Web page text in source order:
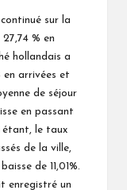
sur la
% en
hollandais a
en arrivées et
de séjour
en passant
étant, le taux
de la ville,
de 11,01%.
enregistré un